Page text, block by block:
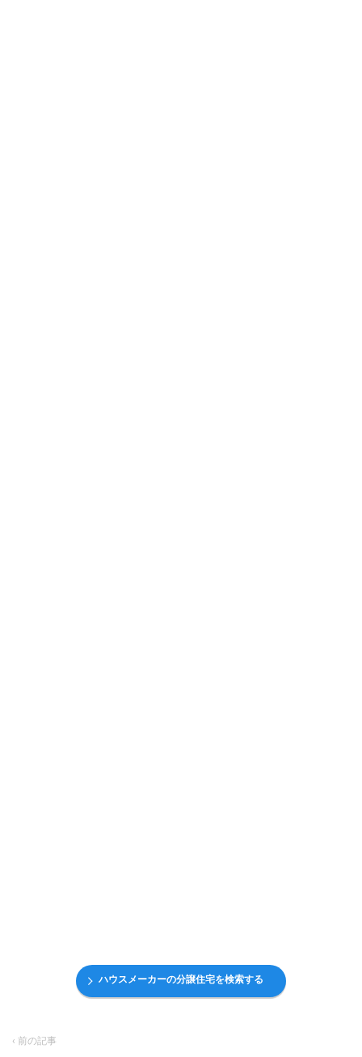
ハウスメーカーの分譲住宅を検索する